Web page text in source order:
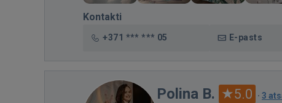
Kontakti
+371 *** *** 05 E-pasts
Polina B. 5.0 · 3